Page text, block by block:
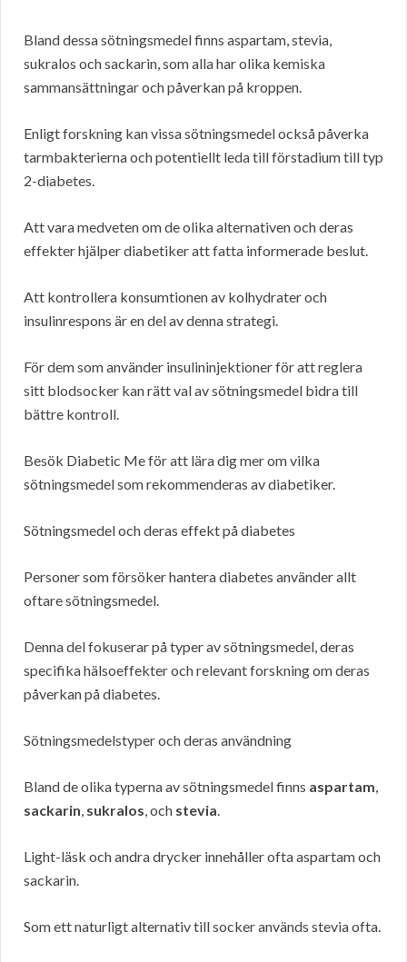
Bland dessa sötningsmedel finns aspartam, stevia,
sukralos och sackarin, som alla har olika kemiska
sammansättningar och påverkan på kroppen.
Enligt forskning kan vissa sötningsmedel också påverka
tarmbakterierna och potentiellt leda till förstadium till typ
2-diabetes.
Att vara medveten om de olika alternativen och deras
effekter hjälper diabetiker att fatta informerade beslut.
Att kontrollera konsumtionen av kolhydrater och
insulinrespons är en del av denna strategi.
För dem som använder insulininjektioner för att reglera
sitt blodsocker kan rätt val av sötningsmedel bidra till
bättre kontroll.
Besök Diabetic Me för att lära dig mer om vilka
sötningsmedel som rekommenderas av diabetiker.
Sötningsmedel och deras effekt på diabetes
Personer som försöker hantera diabetes använder allt
oftare sötningsmedel.
Denna del fokuserar på typer av sötningsmedel, deras
specifika hälsoeffekter och relevant forskning om deras
påverkan på diabetes.
Sötningsmedelstyper och deras användning
Bland de olika typerna av sötningsmedel finns aspartam
sackarin sukralos , och stevia
Light-läsk och andra drycker innehåller ofta aspartam och
sackarin.
Som ett naturligt alternativ till socker används stevia ofta.